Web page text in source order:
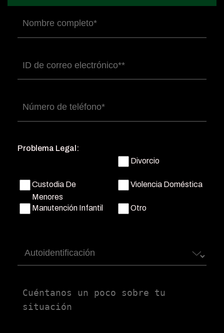
Nombre
completo(Obligatorio)
Correo
electrónico(Obligatorio)
Número
de
Problema Legal:
Divorcio
Custodia De
Menores
Violencia Doméstica
Manutención Infantil Otro
Autoidentificación
Untitled